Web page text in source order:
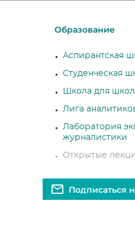
Образование
Аспирантская
Студенческая
Школа для
Лига
Лаборатория
журналистики
Открытые
Подписаться